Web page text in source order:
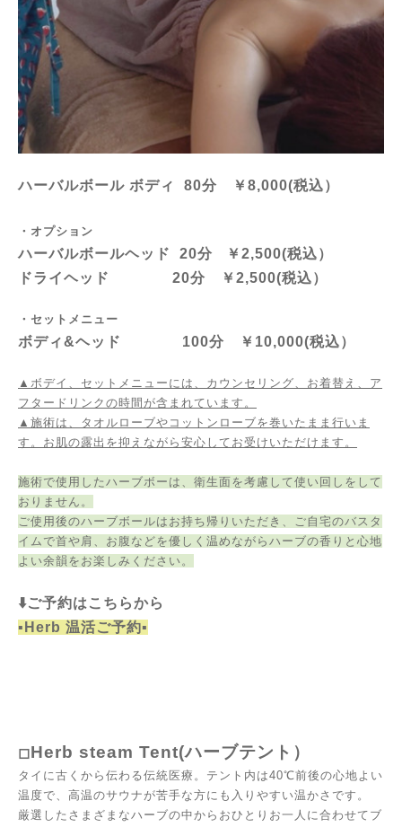
ハーバルボール ボディ 80分 ￥8,000(税込）
・オプション
ハーバルボールヘッド 20分 ￥2,500(税込）
ドライヘッド 20分 ￥2,500(税込）
・セットメニュー
ボディ&ヘッド 100分 ￥10,000(税込）
▲ ボデイ、セットメニューには、カウンセリング、お着替え、ア
フタードリンクの時間が含まれています。
▲施術は、タオルローブやコットンローブを巻いたまま行いま
す。お肌の露出を抑えながら安心してお受けいただけます。
施術で使用したハーブボーは、衛生面を考慮して使い回しをして
おりません。
ご使用後のハーブボールはお持ち帰りいただき、ご自宅のバスタ
イムで首や肩、お腹などを優しく温めながらハーブの香りと心地
よい余韻をお楽しみください。
⬇️ご予約はこちらから
▪️Herb 温活ご予約▪️
◻︎Herb steam Tent(ハーブテント）
タイに古くから伝わる伝統医療。 テント内は40℃前後の心地よい
温度で、高温のサウナが苦手な方にも入りやすい温かさです。
厳選したさまざまなハーブの中からおひとりお一人に合わせてブ